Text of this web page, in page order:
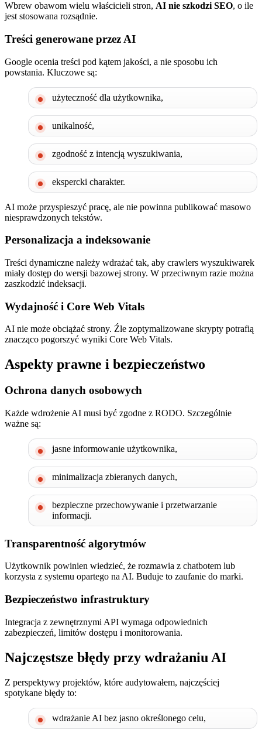
Wbrew obawom wielu właścicieli stron, AI nie szkodzi SEO, o ile
jest stosowana rozsądnie.
Treści generowane przez AI
Google ocenia treści pod kątem jakości, a nie sposobu ich
powstania. Kluczowe są:
użyteczność dla użytkownika,
unikalność,
zgodność z intencją wyszukiwania,
ekspercki charakter.
AI może przyspieszyć pracę, ale nie powinna publikować masowo
niesprawdzonych tekstów.
Personalizacja a indeksowanie
Treści dynamiczne należy wdrażać tak, aby crawlers wyszukiwarek
miały dostęp do wersji bazowej strony. W przeciwnym razie można
zaszkodzić indeksacji.
Wydajność i Core Web Vitals
AI nie może obciążać strony. Źle zoptymalizowane skrypty potrafią
znacząco pogorszyć wyniki Core Web Vitals.
Aspekty prawne i bezpieczeństwo
Ochrona danych osobowych
Każde wdrożenie AI musi być zgodne z RODO. Szczególnie
ważne są:
jasne informowanie użytkownika,
minimalizacja zbieranych danych,
bezpieczne przechowywanie i przetwarzanie
informacji.
Transparentność algorytmów
Użytkownik powinien wiedzieć, że rozmawia z chatbotem lub
korzysta z systemu opartego na AI. Buduje to zaufanie do marki.
Bezpieczeństwo infrastruktury
Integracja z zewnętrznymi API wymaga odpowiednich
zabezpieczeń, limitów dostępu i monitorowania.
Najczęstsze błędy przy wdrażaniu AI
Z perspektywy projektów, które audytowałem, najczęściej
spotykane błędy to:
wdrażanie AI bez jasno określonego celu,